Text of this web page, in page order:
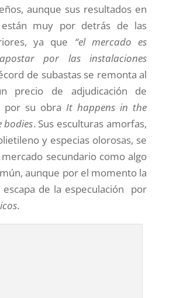
aunque sus resultados en
están muy por detrás de las
ya que “el mercado es
por las instalaciones
de subastas se remonta al
precio de adjudicación de
por su obraIt happens in the
bodies. Sus esculturas amorfas,
y especias olorosas, se
secundario como algo
aunque por el momento la
de la especulación por
.